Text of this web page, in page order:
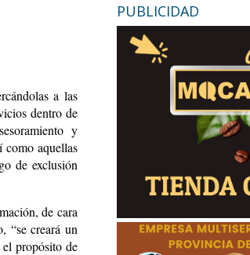
a las
dentro de
y
aquellas
de exclusión
de cara
“se creará un
propósito de
PUBLICIDAD